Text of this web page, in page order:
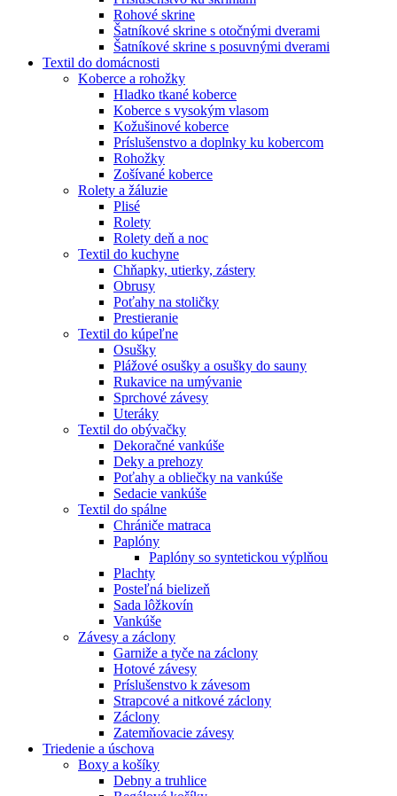
Rohové skrine
Šatníkové skrine s otočnými dverami
Šatníkové skrine s posuvnými dverami
Textil do domácnosti
Koberce a rohožky
Hladko tkané koberce
Koberce s vysokým vlasom
Kožušinové koberce
Príslušenstvo a doplnky ku kobercom
Rohožky
Zošívané koberce
Rolety a žáluzie
Plisé
Rolety
Rolety deň a noc
Textil do kuchyne
Chňapky, utierky, zástery
Obrusy
Poťahy na stoličky
Prestieranie
Textil do kúpeľne
Osušky
Plážové osušky a osušky do sauny
Rukavice na umývanie
Sprchové závesy
Uteráky
Textil do obývačky
Dekoračné vankúše
Deky a prehozy
Poťahy a obliečky na vankúše
Sedacie vankúše
Textil do spálne
Chrániče matraca
Paplóny
Paplóny so syntetickou výplňou
Plachty
Posteľná bielizeň
Sada lôžkovín
Vankúše
Závesy a záclony
Garniže a tyče na záclony
Hotové závesy
Príslušenstvo k závesom
Strapcové a nitkové záclony
Záclony
Zatemňovacie závesy
Triedenie a úschova
Boxy a košíky
Debny a truhlice